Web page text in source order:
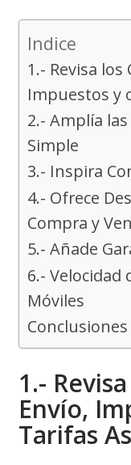
Indice
1.- Revisa los
Impuestos y
2.- Amplía
Simple
3.- Inspira
4.- Ofrece
Compra y
5.- Añade
6.- Velocidad
Móviles
Conclusiones
1.-
Envío,
Tarifas